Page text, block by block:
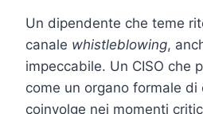
Un dipendente che teme
canale whistleblowing,
impeccabile. Un CISO che
come un organo formale di
coinvolge nei momenti